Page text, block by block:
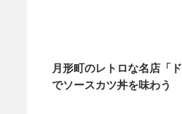
月形町のレトロな名店「
でソースカツ丼を味わう